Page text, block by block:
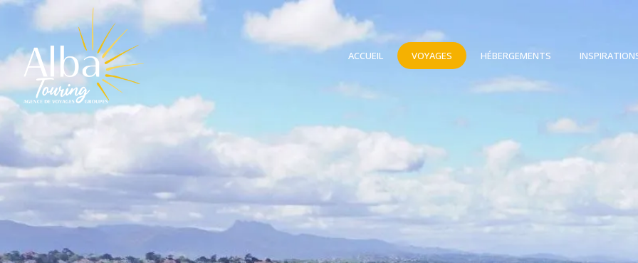
ACCUEIL VOYAGES HÉBERGEMENTS